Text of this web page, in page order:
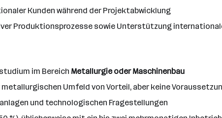
Kunden während der Projektabwicklung
Produktionsprozesse sowie Unterstützung
im Bereich Metallurgie oder Maschinenbau
Umfeld von Vorteil, aber keine
und technologischen Fragestellungen